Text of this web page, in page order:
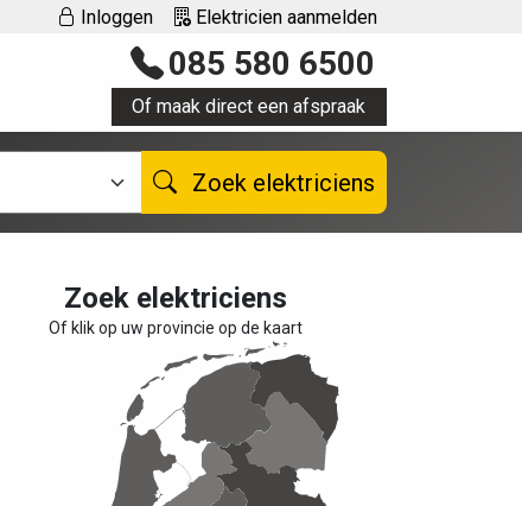
Inloggen Elektricien aanmelden
085 580 6500
Of maak direct een afspraak
Zoek elektriciens
Zoek elektriciens
Of klik op uw provincie op de kaart